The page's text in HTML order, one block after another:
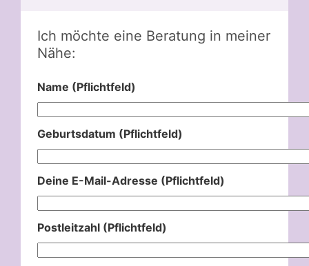
Ich möchte eine Beratung in meiner
Nähe:
Name (Pflichtfeld)
Geburtsdatum (Pflichtfeld)
Deine E-Mail-Adresse (Pflichtfeld)
Postleitzahl (Pflichtfeld)